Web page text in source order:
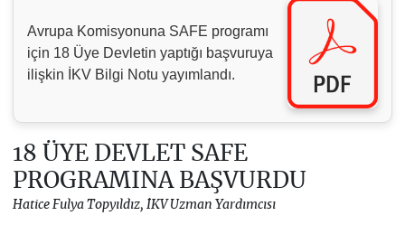
Avrupa Komisyonuna SAFE programı
için 18 Üye Devletin yaptığı başvuruya
ilişkin İKV Bilgi Notu yayımlandı.
18 ÜYE DEVLET SAFE
PROGRAMINA BAŞVURDU
Hatice Fulya Topyıldız, İKV Uzman Yardımcısı